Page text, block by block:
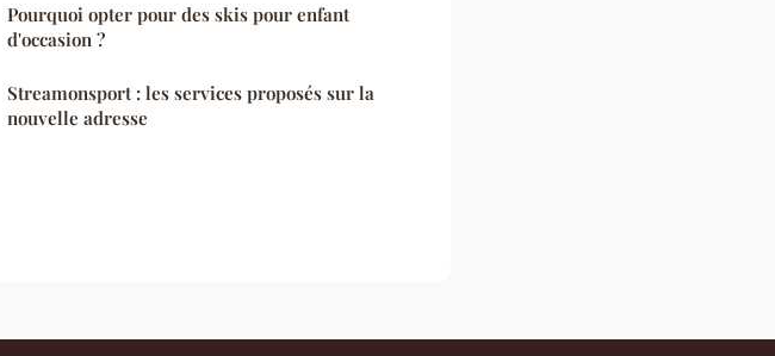
Pourquoi opter pour des skis pour enfant
d'occasion ?
Streamonsport : les services proposés sur la
nouvelle adresse